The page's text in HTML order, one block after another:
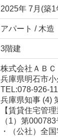
2025年 7月(築1
アパート / 木造
3階建
株式会社ＡＢＣ
兵庫県明石市
TEL:078-926-
兵庫県知事 (4)
【賃貸住宅管
（1）第000783
・（公社）全